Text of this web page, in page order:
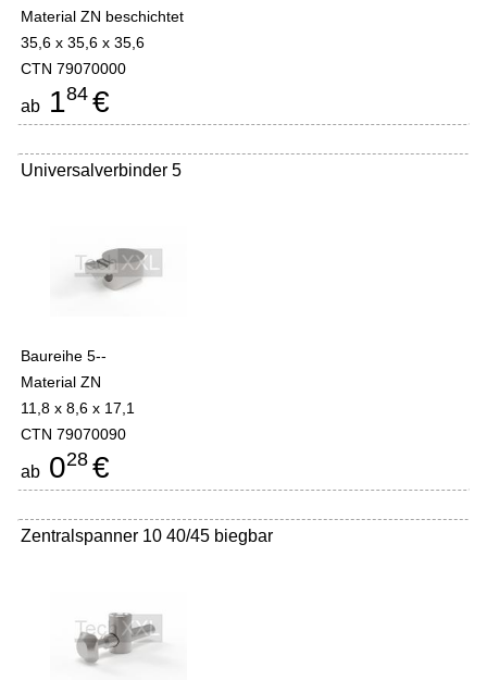
Material ZN beschichtet
35,6 x 35,6 x 35,6
CTN 79070000
ab 184 €
Universalverbinder 5
Baureihe 5--
Material ZN
11,8 x 8,6 x 17,1
CTN 79070090
ab 028 €
Zentralspanner 10 40/45 biegbar